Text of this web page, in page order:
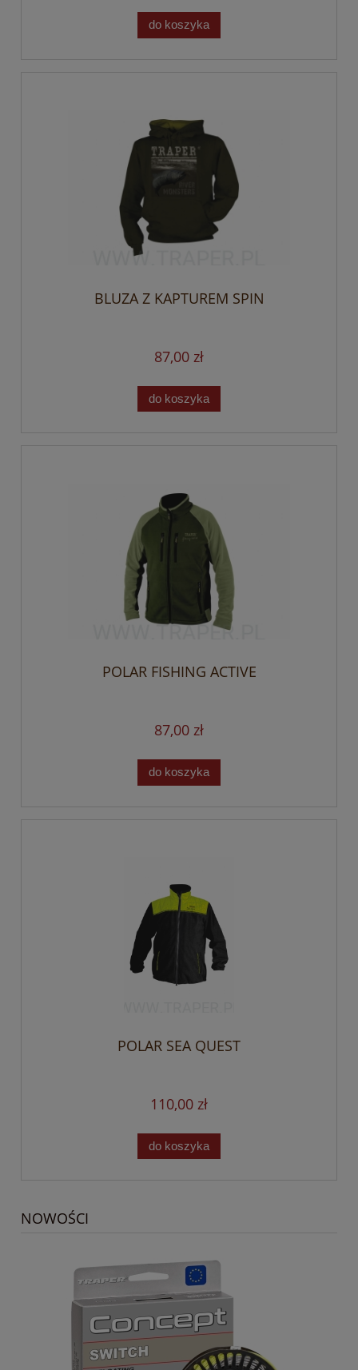
do koszyka
BLUZA Z KAPTUREM SPIN
87,00 zł
do koszyka
POLAR FISHING ACTIVE
87,00 zł
do koszyka
POLAR SEA QUEST
110,00 zł
do koszyka
NOWOŚCI